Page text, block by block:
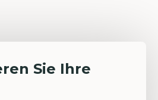
Sie Ihre